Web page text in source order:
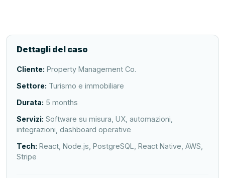
Dettagli del caso
Cliente: Property Management Co.
Settore: Turismo e immobiliare
Durata: 5 months
Servizi: Software su misura, UX, automazioni,
integrazioni, dashboard operative
Tech: React, Node.js, PostgreSQL, React Native, AWS,
Stripe